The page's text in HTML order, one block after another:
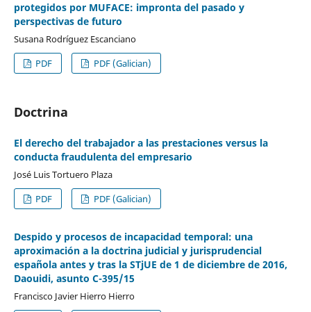
protegidos por MUFACE: impronta del pasado y
perspectivas de futuro
Susana Rodríguez Escanciano
PDF
PDF (Galician)
Doctrina
El derecho del trabajador a las prestaciones versus la
conducta fraudulenta del empresario
José Luis Tortuero Plaza
PDF
PDF (Galician)
Despido y procesos de incapacidad temporal: una
aproximación a la doctrina judicial y jurisprudencial
española antes y tras la STjUE de 1 de diciembre de 2016,
Daouidi, asunto C-395/15
Francisco Javier Hierro Hierro